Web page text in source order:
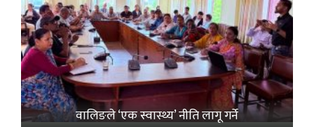
वालिङले ‘एक स्वास्थ्य’ नीति लागू गर्ने